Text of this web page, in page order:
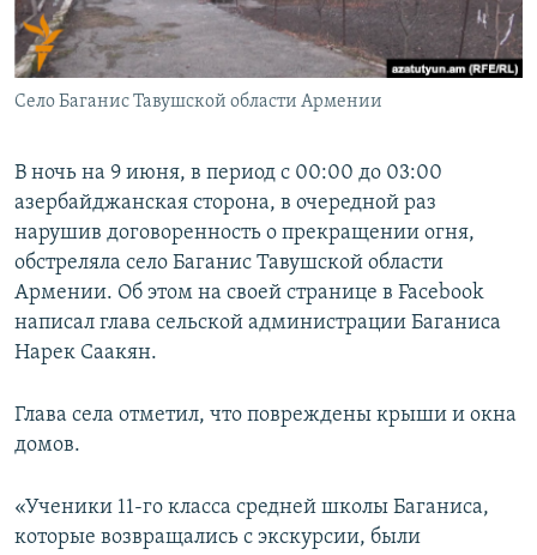
Հայերեն
English
Все сайты Радио Азатутюн
Село Баганис Тавушской области Армении
В ночь на 9 июня, в период с 00:00 до 03:00
азербайджанская сторона, в очередной раз
нарушив договоренность о прекращении огня,
обстреляла село Баганис Тавушской области
Армении. Об этом на своей странице в Facebook
написал глава сельской администрации Баганиса
Нарек Саакян.
Глава села отметил, что повреждены крыши и окна
домов.
«Ученики 11-го класса средней школы Баганиса,
которые возвращались с экскурсии, были